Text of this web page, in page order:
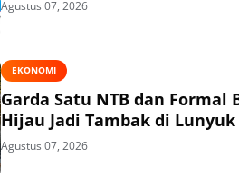
Agustus 07, 2026
EKONOMI
Garda Satu NTB dan Formal
Hijau Jadi Tambak di Lunyuk
Agustus 07, 2026